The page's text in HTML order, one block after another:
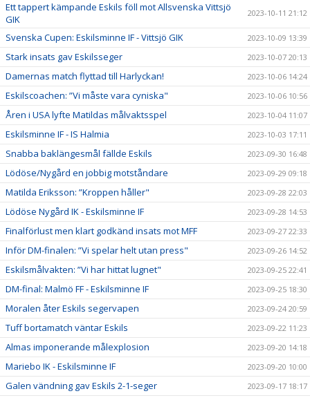
Ett tappert kämpande Eskils föll mot Allsvenska Vittsjö
GIK
2023-10-11 21:12
Svenska Cupen: Eskilsminne IF - Vittsjö GIK 2023-10-09 13:39
Stark insats gav Eskilsseger 2023-10-07 20:13
Damernas match flyttad till Harlyckan! 2023-10-06 14:24
Eskilscoachen: ”Vi måste vara cyniska" 2023-10-06 10:56
Åren i USA lyfte Matildas målvaktsspel 2023-10-04 11:07
Eskilsminne IF - IS Halmia 2023-10-03 17:11
Snabba baklängesmål fällde Eskils 2023-09-30 16:48
Lödöse/Nygård en jobbig motståndare 2023-09-29 09:18
Matilda Eriksson: ”Kroppen håller" 2023-09-28 22:03
Lödöse Nygård IK - Eskilsminne IF 2023-09-28 14:53
Finalförlust men klart godkänd insats mot MFF 2023-09-27 22:33
Inför DM-finalen: ”Vi spelar helt utan press" 2023-09-26 14:52
Eskilsmålvakten: ”Vi har hittat lugnet" 2023-09-25 22:41
DM-final: Malmö FF - Eskilsminne IF 2023-09-25 18:30
Moralen åter Eskils segervapen 2023-09-24 20:59
Tuff bortamatch väntar Eskils 2023-09-22 11:23
Almas imponerande målexplosion 2023-09-20 14:18
Mariebo IK - Eskilsminne IF 2023-09-20 10:00
Galen vändning gav Eskils 2-1-seger 2023-09-17 18:17